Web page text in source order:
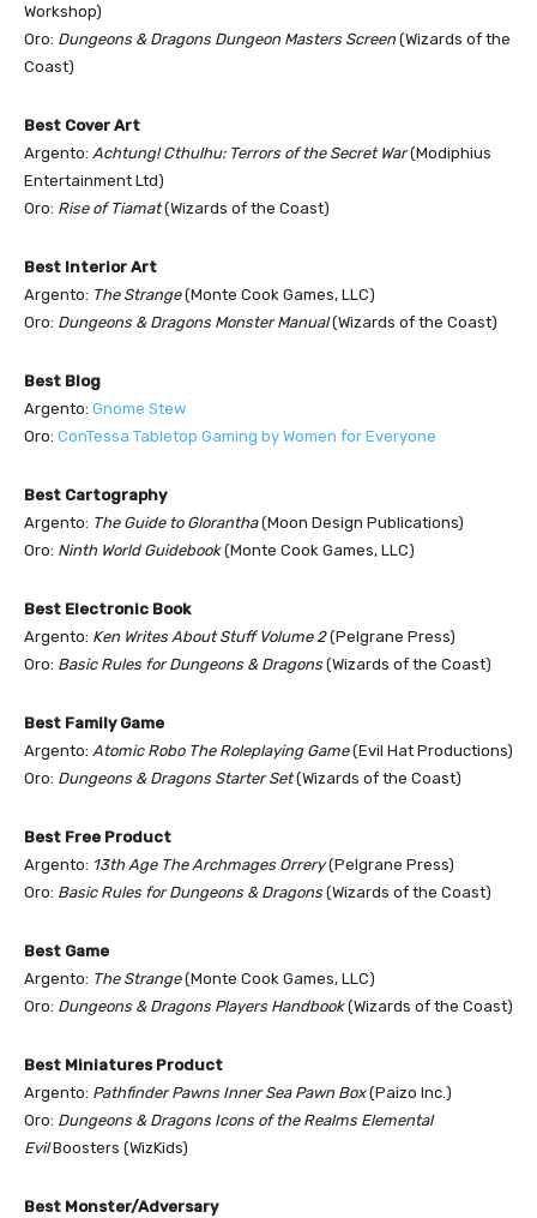
Workshop)
Oro: Dungeons & Dragons Dungeon Masters Screen (Wizards of the
Coast)
Best Cover Art
Argento: Achtung! Cthulhu: Terrors of the Secret War(Modiphius
Entertainment Ltd)
Oro: Rise of Tiamat(Wizards of the Coast)
Best Interior Art
Argento: The Strange(Monte Cook Games, LLC)
Oro: Dungeons & Dragons Monster Manual(Wizards of the Coast)
Best Blog
Argento: Gnome Stew
Oro: ConTessa Tabletop Gaming by Women for Everyone
Best Cartography
Argento: The Guide to Glorantha(Moon Design Publications)
Oro: Ninth World Guidebook(Monte Cook Games, LLC)
Best Electronic Book
Argento: Ken Writes About Stuff Volume 2(Pelgrane Press)
Oro: Basic Rules for Dungeons & Dragons (Wizards of the Coast)
Best Family Game
Argento: Atomic Robo The Roleplaying Game(Evil Hat Productions)
Oro: Dungeons & Dragons Starter Set(Wizards of the Coast)
Best Free Product
Argento: 13th Age The Archmages Orrery(Pelgrane Press)
Oro: Basic Rules for Dungeons & Dragons (Wizards of the Coast)
Best Game
Argento: The Strange(Monte Cook Games, LLC)
Oro: Dungeons & Dragons Players Handbook(Wizards of the Coast)
Best Miniatures Product
Argento: Pathfinder Pawns Inner Sea Pawn Box(Paizo Inc.)
Oro: Dungeons & Dragons Icons of the Realms Elemental
EvilBoosters (WizKids)
Best Monster/Adversary